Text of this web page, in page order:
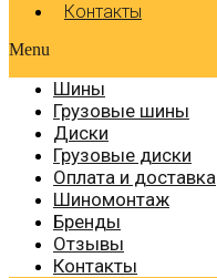
Контакты
Menu
Шины
Грузовые шины
Диски
Грузовые диски
Оплата и доставка
Шиномонтаж
Бренды
Отзывы
Контакты